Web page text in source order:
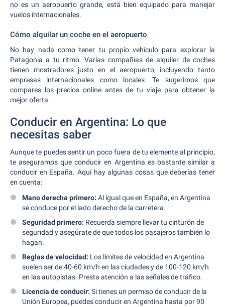
no es un aeropuerto grande, está bien equipado para manejar
vuelos internacionales.
Cómo alquilar un coche en el aeropuerto
No hay nada como tener tu propio vehículo para explorar la
Patagonia a tu ritmo. Varias compañías de alquiler de coches
tienen mostradores justo en el aeropuerto, incluyendo tanto
empresas internacionales como locales. Te sugerimos que
compares los precios online antes de tu viaje para obtener la
mejor oferta.
Conducir en Argentina: Lo que
necesitas saber
Aunque te puedes sentir un poco fuera de tu elemente al principio,
te aseguramos que conducir en Argentina es bastante similar a
conducir en España. Aquí hay algunas cosas que deberías tener
en cuenta:
Mano derecha primero: Al igual que en España, en Argentina
se conduce por el lado derecho de la carretera.
Seguridad primero: Recuerda siempre llevar tu cinturón de
seguridad y asegúrate de que todos los pasajeros también lo
hagan.
Reglas de velocidad: Los límites de velocidad en Argentina
suelen ser de 40-60 km/h en las ciudades y de 100-120 km/h
en las autopistas. Presta atención a las señales de tráfico.
Licencia de conducir: Si tienes un permiso de conducir de la
Unión Europea, puedes conducir en Argentina hasta por 90